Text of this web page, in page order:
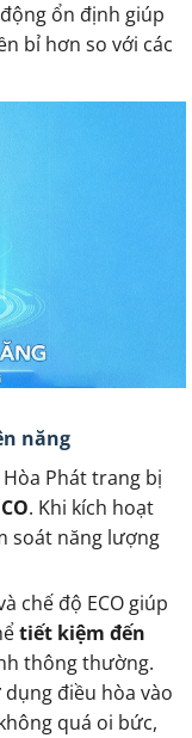
ổn định giúp
bỉ hơn so với các
năng
Phát trang bị
. Khi kích hoạt
soát năng lượng
chế độ ECO giúp
tiết kiệm đến
thông thường.
điều hòa vào
quá oi bức,